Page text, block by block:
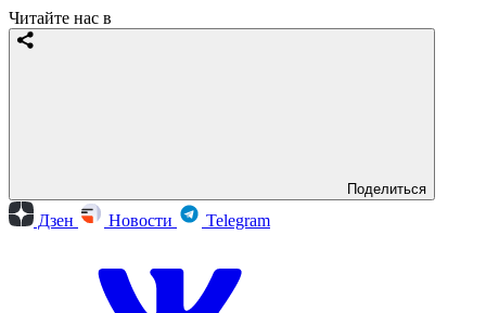
Читайте нас в
Поделиться
Дзен Новости Telegram